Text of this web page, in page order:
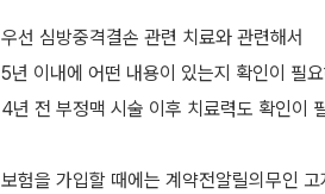
우선 심방중격결손 관련 치료와 관련해서
5년 이내에 어떤 내용이 있는지 확인이 필
4년 전 부정맥 시술 이후 치료력도 확인이
보험을 가입할 때에는 계약전알릴의무인